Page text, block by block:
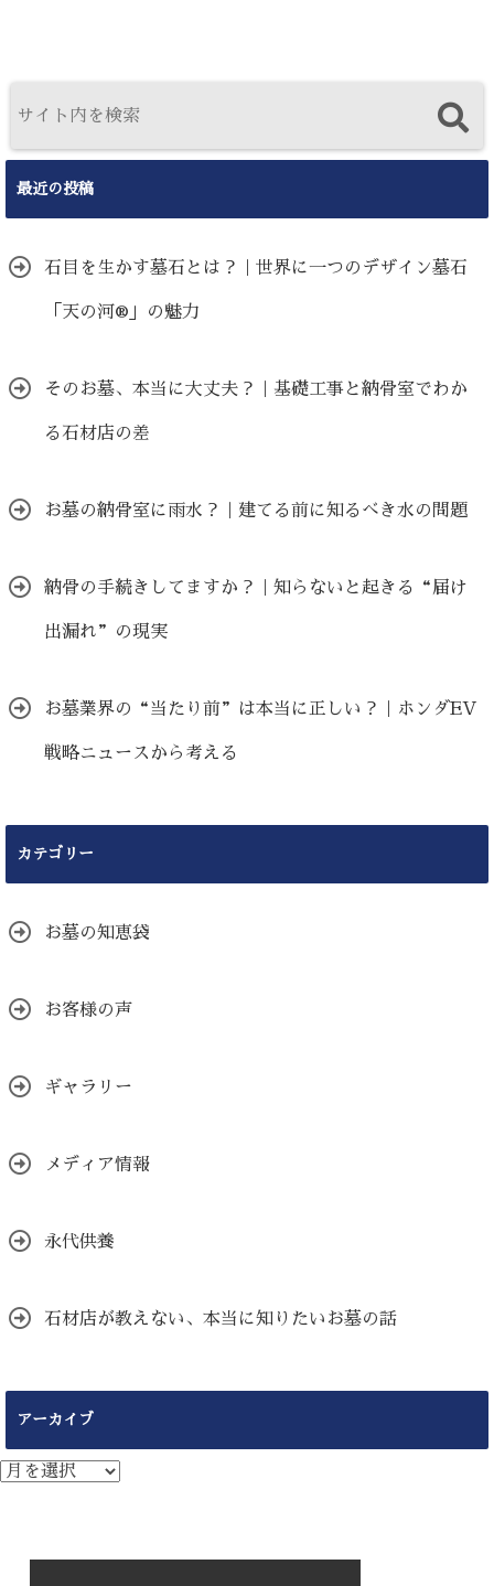
最近の投稿
石目を生かす墓石とは？｜世界に一つのデザイン墓石
「天の河®」の魅力
そのお墓、本当に大丈夫？｜基礎工事と納骨室でわか
る石材店の差
お墓の納骨室に雨水？｜建てる前に知るべき水の問題
納骨の手続きしてますか？｜知らないと起きる“届け
出漏れ”の現実
お墓業界の“当たり前”は本当に正しい？｜ホンダEV
戦略ニュースから考える
カテゴリー
お墓の知恵袋
お客様の声
ギャラリー
メディア情報
永代供養
石材店が教えない、本当に知りたいお墓の話
アーカイブ
ア
ー